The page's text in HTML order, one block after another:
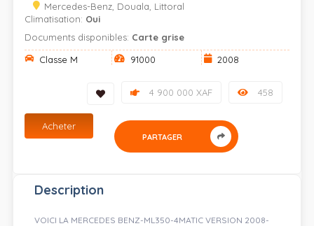
Mercedes-Benz, Douala, Littoral
Climatisation: Oui
Documents disponibles: Carte grise
Classe M
91000 2008
458
4 900 000 XAF
Acheter
PARTAGER
Description
VOICI LA MERCEDES BENZ-ML350-4MATIC VERSION 2008-